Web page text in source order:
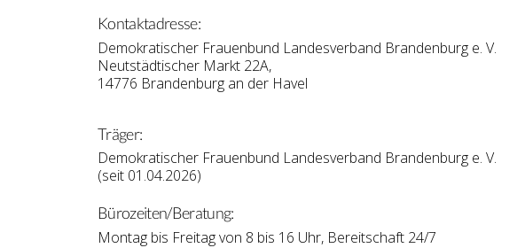
Kontaktadresse:
Demokratischer Frauenbund Landesverband Brandenburg e. V.
Neutstädtischer Markt 22A,
14776 Brandenburg an der Havel
Träger:
Demokratischer Frauenbund Landesverband Brandenburg e. V.
(seit 01.04.2026)
Bürozeiten/Beratung:
Montag bis Freitag von 8 bis 16 Uhr, Bereitschaft 24/7